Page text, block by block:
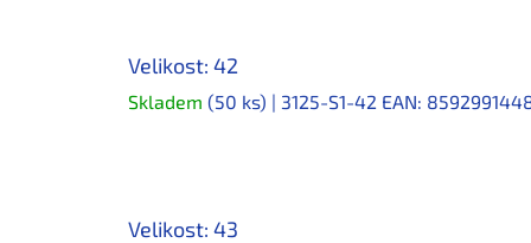
Velikost: 42
Skladem (50 ks) | 3125-S1-42 EAN:
Velikost: 43